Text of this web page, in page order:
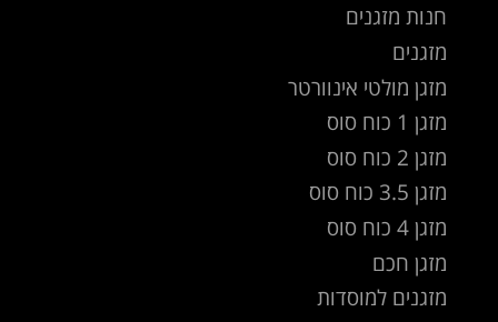
חנות מזגנים
מזגנים
מזגן מולטי אינוורטר
מזגן 1 כוח סוס
מזגן 2 כוח סוס
מזגן 3.5 כוח סוס
מזגן 4 כוח סוס
מזגן חכם
מזגנים למוסדות